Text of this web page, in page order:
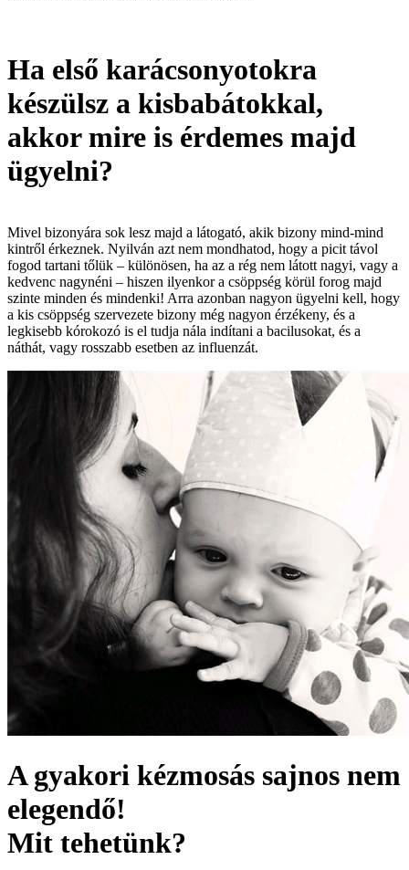
Ha első karácsonyotokra
készülsz a kisbabátokkal,
akkor mire is érdemes majd
ügyelni?
Mivel bizonyára sok lesz majd a látogató, akik bizony mind-mind
kintről érkeznek. Nyilván azt nem mondhatod, hogy a picit távol
fogod tartani tőlük – különösen, ha az a rég nem látott nagyi, vagy a
kedvenc nagynéni – hiszen ilyenkor a csöppség körül forog majd
szinte minden és mindenki! Arra azonban nagyon ügyelni kell, hogy
a kis csöppség szervezete bizony még nagyon érzékeny, és a
legkisebb kórokozó is el tudja nála indítani a bacilusokat, és a
náthát, vagy rosszabb esetben az influenzát.
A gyakori kézmosás sajnos nem
elegendő!
Mit tehetünk?